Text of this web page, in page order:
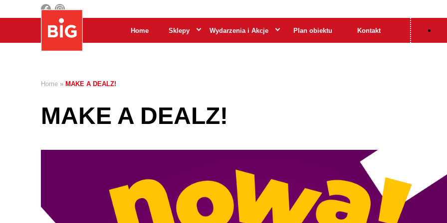
Home Sklepy Wydarzenia i Akcje Plan obiektu Kontakt
Home » MAKE A DEALZ!
MAKE A DEALZ!